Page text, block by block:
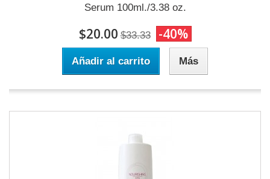
Serum 100ml./3.38 oz.
$20.00 $33.33 -40%
Añadir al carrito Más